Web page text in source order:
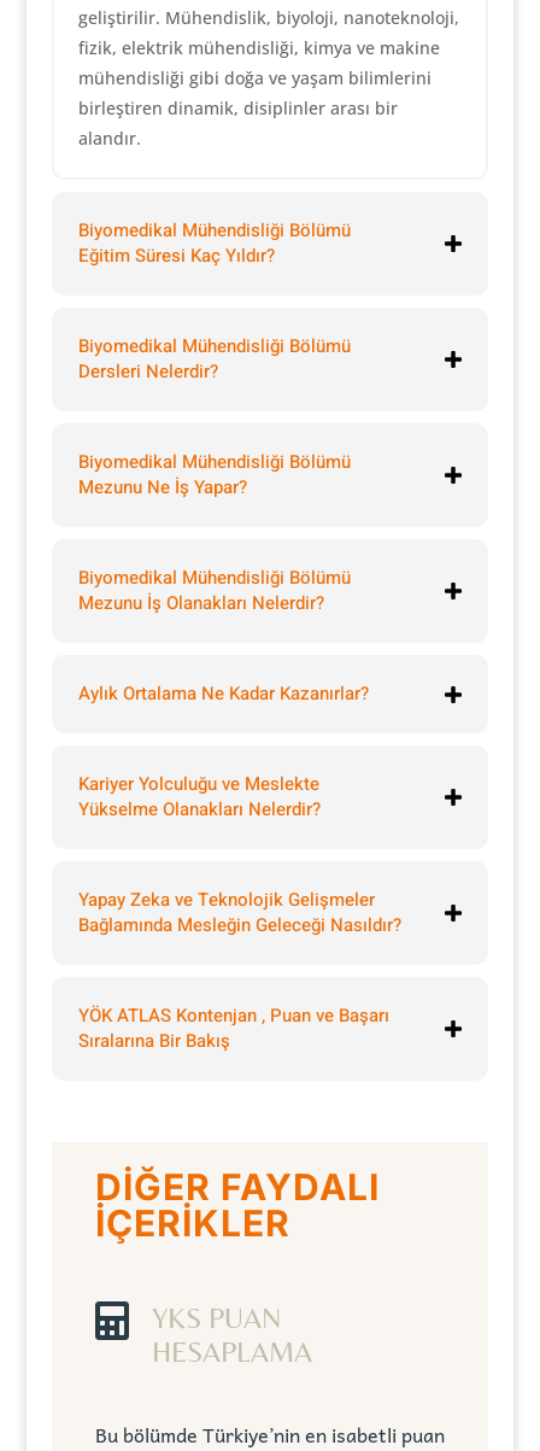
geliştirilir. Mühendislik, biyoloji, nanoteknoloji,
fizik, elektrik mühendisliği, kimya ve makine
mühendisliği gibi doğa ve yaşam bilimlerini
birleştiren dinamik, disiplinler arası bir
alandır.
Biyomedikal Mühendisliği Bölümü
Eğitim Süresi Kaç Yıldır?
Biyomedikal Mühendisliği Bölümü
Dersleri Nelerdir?
Biyomedikal Mühendisliği Bölümü
Mezunu Ne İş Yapar?
Biyomedikal Mühendisliği Bölümü
Mezunu İş Olanakları Nelerdir?
Aylık Ortalama Ne Kadar Kazanırlar?
Kariyer Yolculuğu ve Meslekte
Yükselme Olanakları Nelerdir?
Yapay Zeka ve Teknolojik Gelişmeler
Bağlamında Mesleğin Geleceği Nasıldır?
YÖK ATLAS Kontenjan , Puan ve Başarı
Sıralarına Bir Bakış
DİĞER FAYDALI
İÇERİKLER

YKS PUAN
HESAPLAMA
Bu bölümde Türkiye’nin en isabetli puan